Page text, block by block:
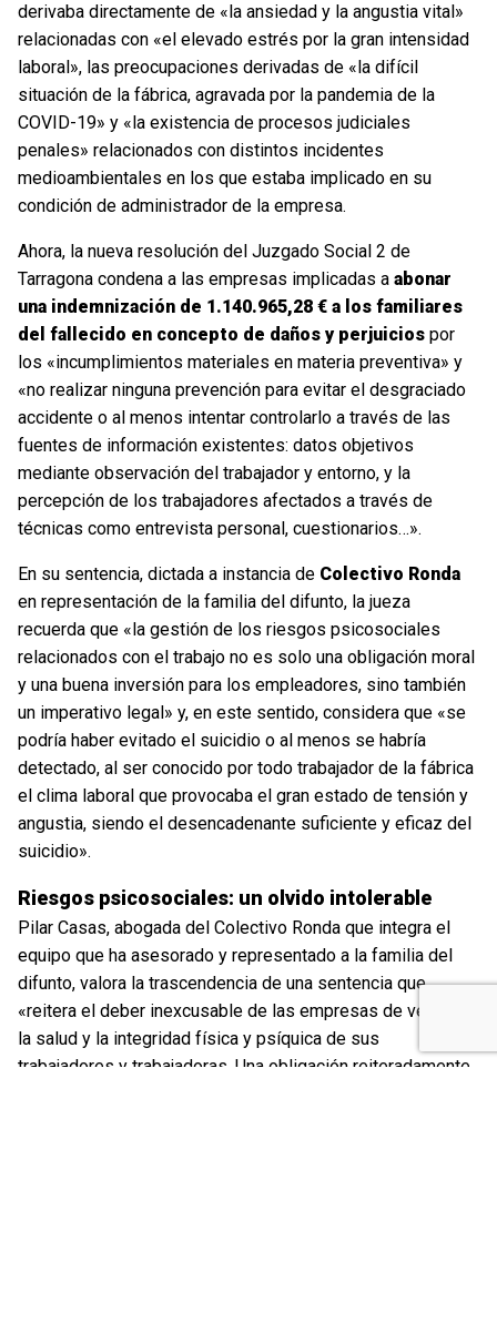
derivaba directamente de «la ansiedad y la angustia vital»
relacionadas con «el elevado estrés por la gran intensidad
laboral», las preocupaciones derivadas de «la difícil
situación de la fábrica, agravada por la pandemia de la
COVID-19» y «la existencia de procesos judiciales
penales» relacionados con distintos incidentes
medioambientales en los que estaba implicado en su
condición de administrador de la empresa.
Ahora, la nueva resolución del Juzgado Social 2 de
Tarragona condena a las empresas implicadas a abonar
una indemnización de 1.140.965,28 € a los familiares
del fallecido en concepto de daños y perjuicios por
los «incumplimientos materiales en materia preventiva» y
«no realizar ninguna prevención para evitar el desgraciado
accidente o al menos intentar controlarlo a través de las
fuentes de información existentes: datos objetivos
mediante observación del trabajador y entorno, y la
percepción de los trabajadores afectados a través de
técnicas como entrevista personal, cuestionarios…».
En su sentencia, dictada a instancia de Colectivo Ronda
en representación de la familia del difunto, la jueza
recuerda que «la gestión de los riesgos psicosociales
relacionados con el trabajo no es solo una obligación moral
y una buena inversión para los empleadores, sino también
un imperativo legal» y, en este sentido, considera que «se
podría haber evitado el suicidio o al menos se habría
detectado, al ser conocido por todo trabajador de la fábrica
el clima laboral que provocaba el gran estado de tensión y
angustia, siendo el desencadenante suficiente y eficaz del
suicidio».
Riesgos psicosociales: un olvido intolerable
Pilar Casas, abogada del Colectivo Ronda que integra el
equipo que ha asesorado y representado a la familia del
difunto, valora la trascendencia de una sentencia que
«reitera el deber inexcusable de las empresas de velar por
la salud y la integridad física y psíquica de sus
trabajadores y trabajadoras. Una obligación reiteradamente